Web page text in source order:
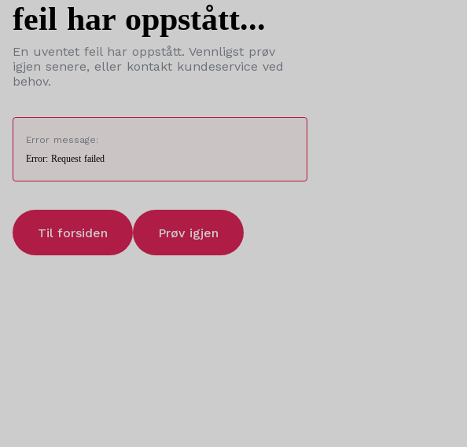
feil har oppstått...
En uventet feil har oppstått. Vennligst prøv
igjen senere, eller kontakt kundeservice ved
behov.
Error message:
Error: Request failed
Til forsiden Prøv igjen